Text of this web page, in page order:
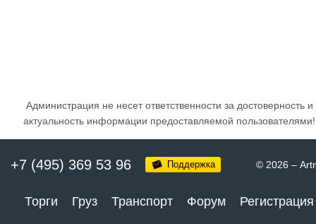
Администрация не несет ответственности за достоверность и
актуальность информации предоставляемой пользователями!
+7 (495) 369 53 96 Поддержка © 2026 –
Торги Груз Транспорт Форум Регистрация